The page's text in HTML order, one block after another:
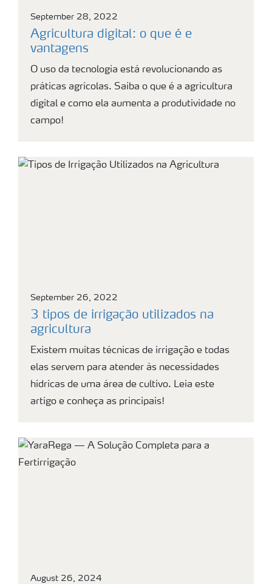
September 28, 2022
Agricultura digital: o que é e
vantagens
O uso da tecnologia está revolucionando as
práticas agrícolas. Saiba o que é a agricultura
digital e como ela aumenta a produtividade no
campo!
September 26, 2022
3 tipos de irrigação utilizados na
agricultura
Existem muitas técnicas de irrigação e todas
elas servem para atender às necessidades
hídricas de uma área de cultivo. Leia este
artigo e conheça as principais!
August 26, 2024